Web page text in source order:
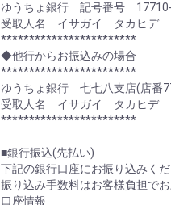
ゆうちょ銀行 記号番号 17710-
受取人名 イサガイ タカヒデ
************************
◆他行からお振込みの場合
************************
ゆうちょ銀行 七七八支店(店番
受取人名 イサガイ タカヒデ
************************
■銀行振込(先払い)
下記の銀行口座にお振り込みくだ
振り込み手数料はお客様負担でお
口座情報